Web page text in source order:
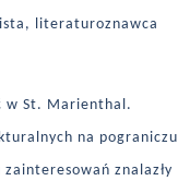
literaturoznawca
w St. Marienthal.
na pograniczu
znalazły